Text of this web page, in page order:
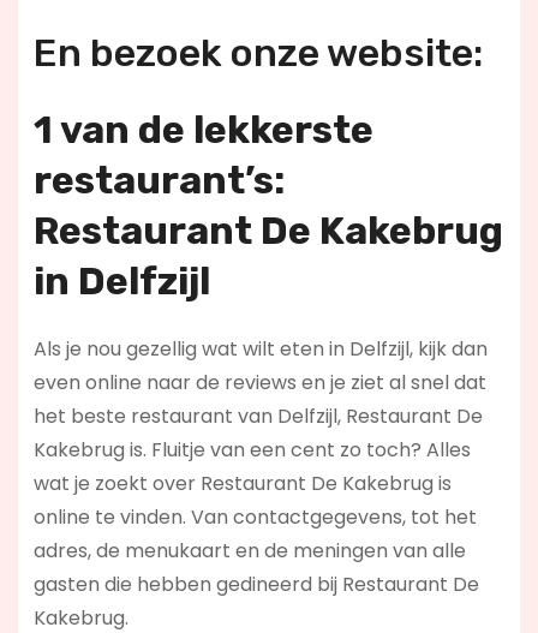
En bezoek onze website:
1 van de lekkerste
restaurant’s:
Restaurant De Kakebrug
in Delfzijl
Als je nou gezellig wat wilt eten in Delfzijl, kijk dan
even online naar de reviews en je ziet al snel dat
het beste restaurant van Delfzijl, Restaurant De
Kakebrug is. Fluitje van een cent zo toch? Alles
wat je zoekt over Restaurant De Kakebrug is
online te vinden. Van contactgegevens, tot het
adres, de menukaart en de meningen van alle
gasten die hebben gedineerd bij Restaurant De
Kakebrug.